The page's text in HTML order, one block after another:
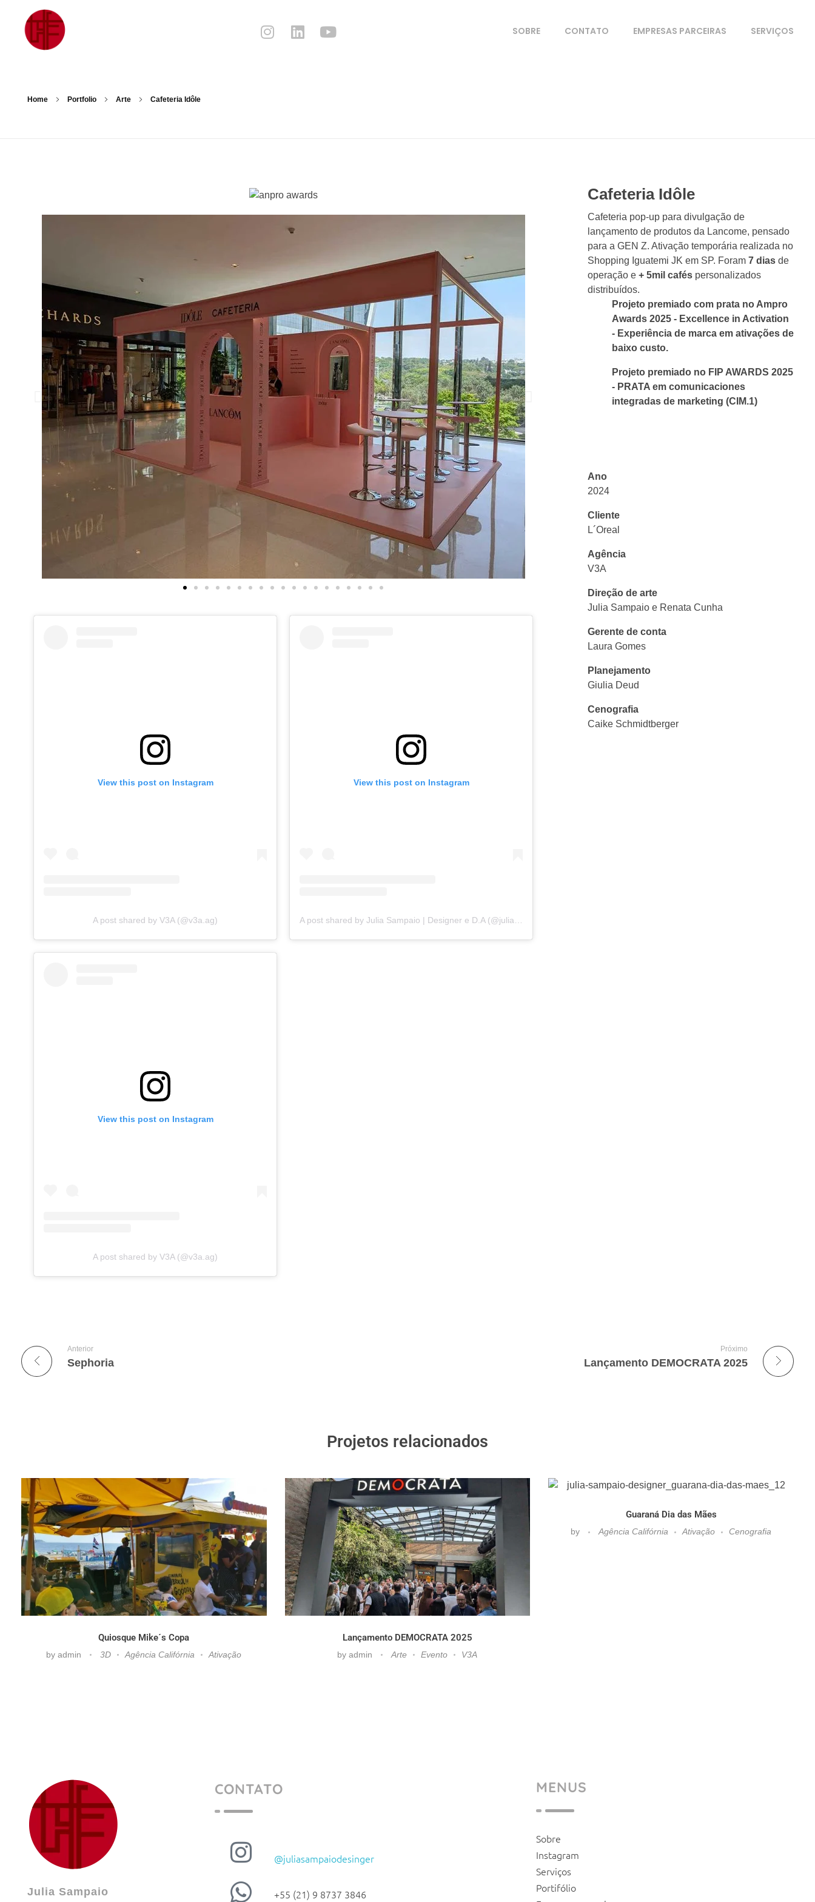
SOBRE CONTATO EMPRESAS PARCEIRAS SERVIÇOS
Home Portfolio Arte Cafeteria Idôle
View this post on Instagram
A post shared by V3A (@v3a.ag)
View this post on Instagram
View this post on Instagram
A post shared by V3A (@v3a.ag)
Cafeteria Idôle
Cafeteria pop-up para divulgação de
lançamento de produtos da Lancome, pensado
para a GEN Z. Ativação temporária realizada no
Shopping Iguatemi JK em SP. Foram 7 dias de
operação e + 5mil cafés personalizados
distribuídos.
Projeto premiado com prata no Ampro
Awards 2025 - Excellence in Activation
- Experiência de marca em ativações de
baixo custo.
Projeto premiado no FIP AWARDS 2025
- PRATA em comunicaciones
integradas de marketing (CIM.1)
Ano
2024
Cliente
L´Oreal
Agência
V3A
Direção de arte
Julia Sampaio e Renata Cunha
Gerente de conta
Laura Gomes
Planejamento
Giulia Deud
Cenografia
Caike Schmidtberger
Anterior
Sephoria
Próximo
Lançamento DEMOCRATA 2025
Projetos relacionados
Quiosque Mike´s Copa
by admin 3D Agência Califórnia Ativação
Lançamento DEMOCRATA 2025
by admin Arte Evento V3A
Guaraná Dia das Mães
by Agência Califórnia Ativação Cenografia
Julia Sampaio
CONTATO
@juliasampaiodesinger
+55 (21) 9 8737 3846
MENUS
Sobre
Instagram
Serviços
Portifólio